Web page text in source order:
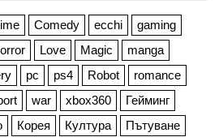
Comedy ecchi
gaming
Love Magic
manga
pc ps4 Robot
romance
war xbox360
Гейминг
Корея Култура Пътуване